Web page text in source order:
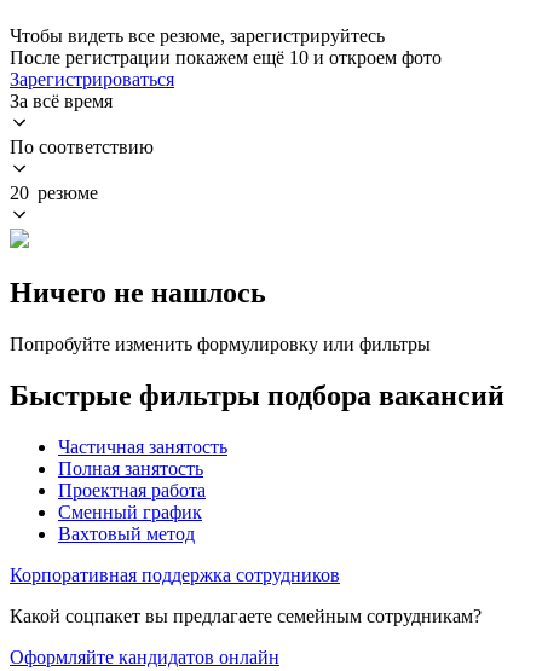
Чтобы видеть все резюме, зарегистрируйтесь
После регистрации покажем ещё 10 и откроем фото
Зарегистрироваться
За всё время
По соответствию
20 резюме
Ничего не нашлось
Попробуйте изменить формулировку или фильтры
Быстрые фильтры подбора вакансий
Частичная занятость
Полная занятость
Проектная работа
Сменный график
Вахтовый метод
Корпоративная поддержка сотрудников
Какой соцпакет вы предлагаете семейным сотрудникам?
Оформляйте кандидатов онлайн